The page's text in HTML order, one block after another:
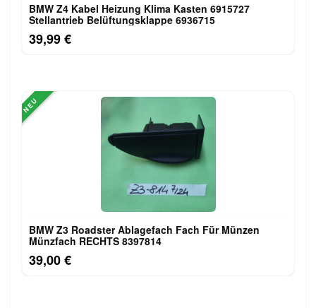
BMW Z4 Kabel Heizung Klima Kasten 6915727
Stellantrieb Belüftungsklappe 6936715
39,99 €
NEU
BMW Z3 Roadster Ablagefach Fach Für Münzen
Münzfach RECHTS 8397814
39,00 €